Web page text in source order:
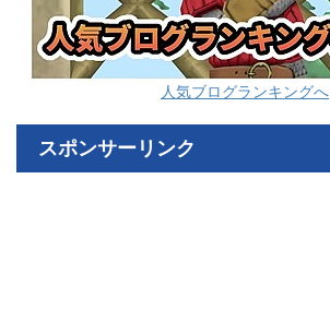
人気ブログランキングへ
スポンサーリンク